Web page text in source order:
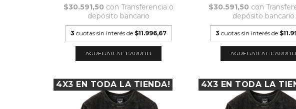
$30.591,50 con Transferencia o
depósito bancario
3 cuotas sin interés de $11.996,67
AGREGAR AL CARRITO
$30.591,50 con
depósito bancario
3 cuotas sin interés de
AGREGAR AL CARRITO
4X3 EN TODA LA TIENDA! 4X3 EN TODA LA